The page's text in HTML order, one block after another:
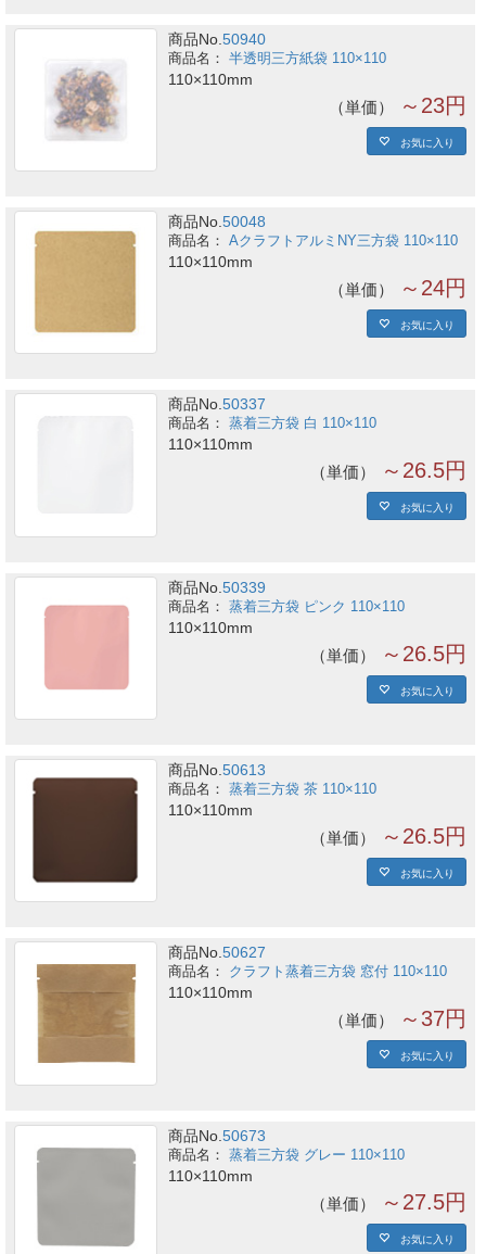
商品No.50940
半透明三方紙袋 110×110
110×110mm
単価 ～23円
お気に入り
商品No.50048
AクラフトアルミNY三方袋 110×110
110×110mm
単価 ～24円
お気に入り
商品No.50337
蒸着三方袋 白 110×110
110×110mm
単価 ～26.5円
お気に入り
商品No.50339
蒸着三方袋 ピンク 110×110
110×110mm
単価 ～26.5円
お気に入り
商品No.50613
蒸着三方袋 茶 110×110
110×110mm
単価 ～26.5円
お気に入り
商品No.50627
クラフト蒸着三方袋 窓付 110×110
110×110mm
単価 ～37円
お気に入り
商品No.50673
蒸着三方袋 グレー 110×110
110×110mm
単価 ～27.5円
お気に入り